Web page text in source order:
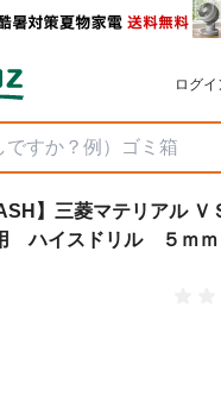
ログ
】三菱マテリアル
ハイスドリル ５ｍｍ